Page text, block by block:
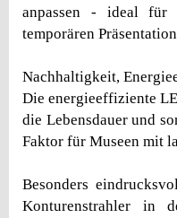
anpassen - ideal für
temporären
Nachhaltigkeit,
Die energieeffiziente
die Lebensdauer und
Faktor für Museen mit
Besonders
Konturenstrahler in